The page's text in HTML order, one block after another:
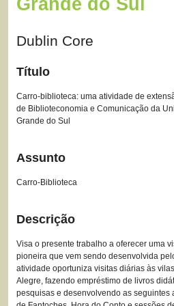
Grande do Sul
Dublin Core
Título
Carro-biblioteca: uma atividade de
de Biblioteconomia e Comunicação da
Grande do Sul
Assunto
Carro-Biblioteca
Descrição
Visa o presente trabalho a oferecer uma
pioneira que vem sendo desenvolvida
atividade oportuniza visitas diárias às
Alegre, fazendo empréstimo de livros
pesquisas e desenvolvendo as seguintes